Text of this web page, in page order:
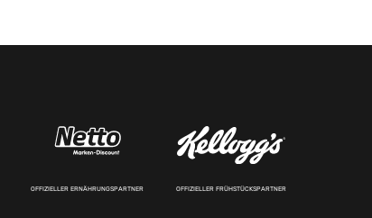
OFFIZIELLER ERNÄHRUNGSPARTNER OFFIZIELLER FRÜHSTÜCKSPARTNER